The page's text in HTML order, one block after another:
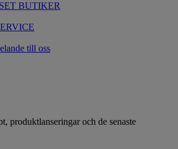
BUTIKER
till oss
produktlanseringar och de senaste